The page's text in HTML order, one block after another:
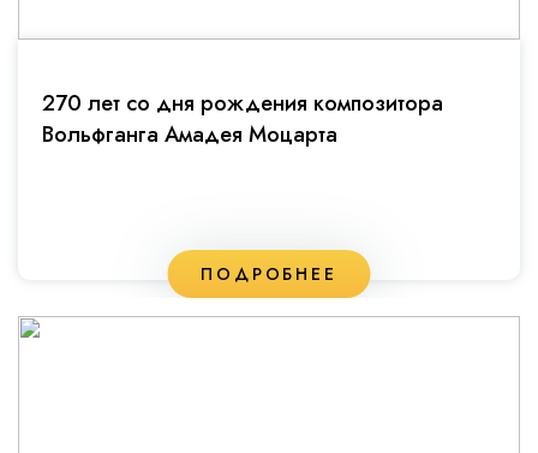
270 лет со дня рождения композитора
Вольфганга Амадея Моцарта
ПОДРОБНЕЕ